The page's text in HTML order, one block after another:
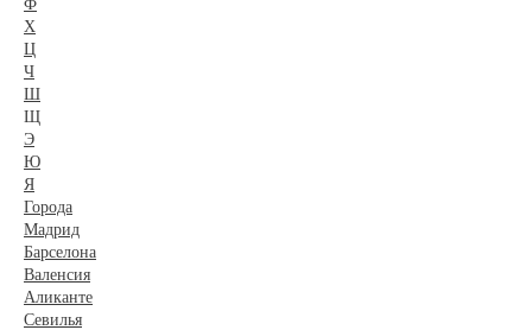
Х
Ц
Ч
Ш
Щ
Э
Ю
Я
Города
Мадрид
Барселона
Валенсия
Аликанте
Севилья